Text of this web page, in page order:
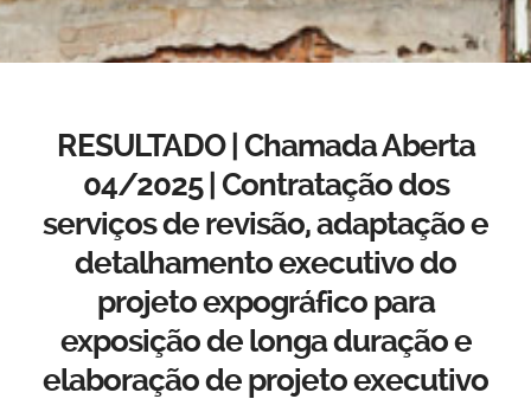
RESULTADO | Chamada Aberta
04/2025 | Contratação dos
serviços de revisão, adaptação e
detalhamento executivo do
projeto expográfico para
exposição de longa duração e
elaboração de projeto executivo